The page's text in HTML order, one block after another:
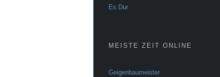
Es Dur
MEISTE ZEIT ONLINE
Geigenbaumeister